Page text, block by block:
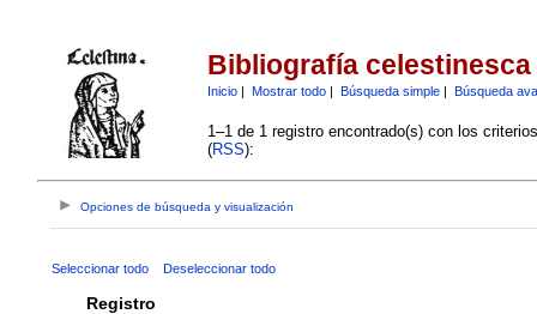
Bibliografía celestinesca
Inicio| Mostrar todo| Búsqueda simple| Búsqueda
1–1 de 1 registro encontrado(s) con los
(RSS):
Opciones de búsqueda y visualización
Seleccionar todo Deseleccionar todo
Registro